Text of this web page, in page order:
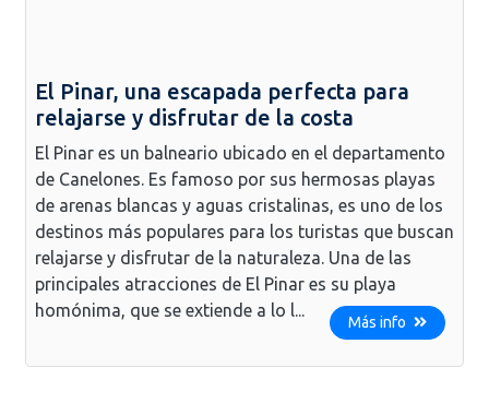
El Pinar, una escapada perfecta para
relajarse y disfrutar de la costa
El Pinar es un balneario ubicado en el departamento
de Canelones. Es famoso por sus hermosas playas
de arenas blancas y aguas cristalinas, es uno de los
destinos más populares para los turistas que buscan
relajarse y disfrutar de la naturaleza. Una de las
principales atracciones de El Pinar es su playa
homónima, que se extiende a lo l...
Más info